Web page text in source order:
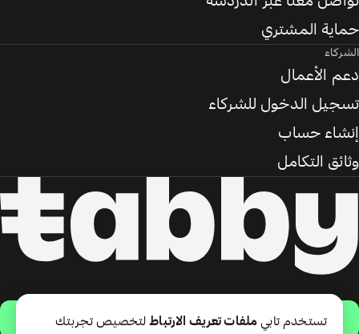
حمّل التطبيق
حماية المشتري
الشركاء
دعم الأعمال
تسجيل الدخول للشركاء
إنشاء حساب
وثائق التكامل
تستخدم تابي ملفات تعريف الارتباطلتخصيص تجربتك